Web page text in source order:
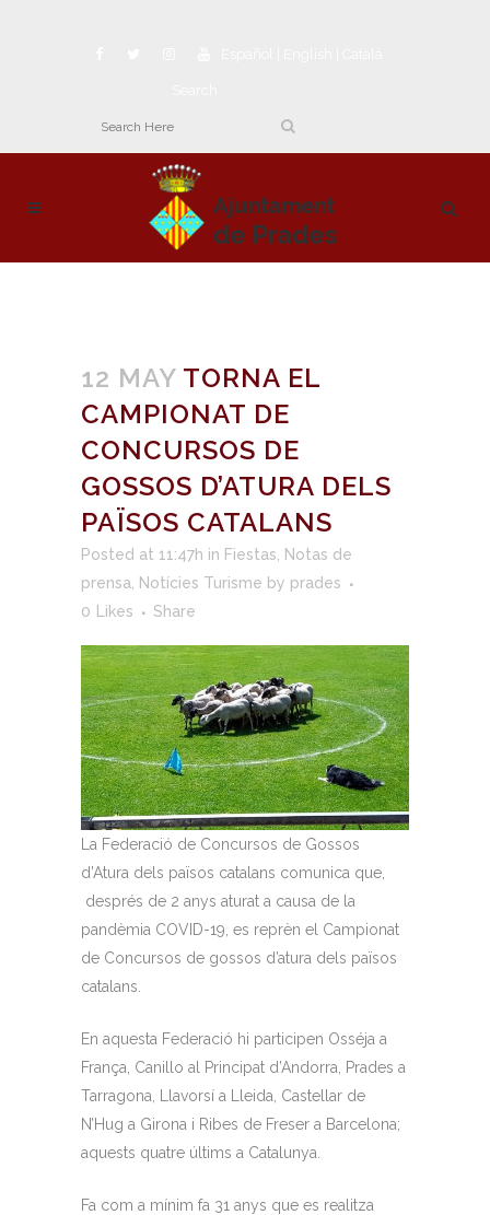
12 MAY TORNA EL
CAMPIONAT DE
CONCURSOS DE
GOSSOS D’ATURA DELS
PAÏSOS CATALANS
Posted at 11:47h in Fiestas
Notas de
prensa
Notícies Turisme by prades
0
Likes Share
La Federació de Concursos de Gossos
d’Atura dels països catalans comunica que,
després de 2 anys aturat a causa de la
pandèmia COVID-19, es reprèn el Campionat
de Concursos de gossos d’atura dels països
catalans.
En aquesta Federació hi participen Osséja a
França, Canillo al Principat d’Andorra, Prades a
Tarragona, Llavorsí a Lleida, Castellar de
N’Hug a Girona i Ribes de Freser a Barcelona;
aquests quatre últims a Catalunya.
Fa com a mínim fa 31 anys que es realitza